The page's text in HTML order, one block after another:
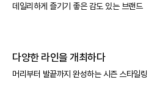
데일리하게 즐기기 좋은 감도 있는 브랜드
다양한 라인을 개최하다
머리부터 발끝까지 완성하는 시즌 스타일링